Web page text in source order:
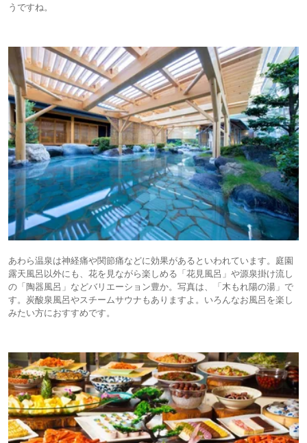
うですね。
あわら温泉は神経痛や関節痛などに効果があるといわれています。庭園
露天風呂以外にも、花を見ながら楽しめる「花見風呂」や源泉掛け流し
の「陶器風呂」などバリエーション豊か。写真は、「木もれ陽の湯」で
す。炭酸泉風呂やスチームサウナもありますよ。いろんなお風呂を楽し
みたい方におすすめです。